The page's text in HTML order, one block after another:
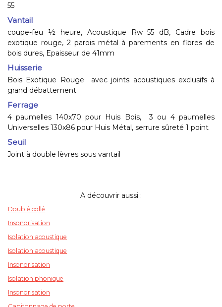
55
Vantail
coupe-feu ½ heure, Acoustique Rw 55 dB, Cadre bois
exotique rouge, 2 parois métal à parements en fibres de
bois dures, Epaisseur de 41mm
Huisserie
Bois Exotique Rouge avec joints acoustiques exclusifs à
grand débattement
Ferrage
4 paumelles 140x70 pour Huis Bois, 3 ou 4 paumelles
Universelles 130x86 pour Huis Métal, serrure sûreté 1 point
Seuil
Joint à double lèvres sous vantail
A découvrir aussi :
Doublé collé
Insonorisation
Isolation acoustique
Isolation acoustique
Insonorisation
Isolation phonique
Insonorisation